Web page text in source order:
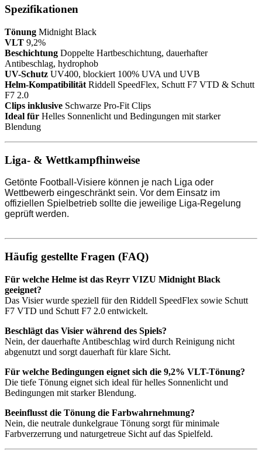
Spezifikationen
Tönung Midnight Black
VLT 9,2%
Beschichtung Doppelte Hartbeschichtung, dauerhafter
Antibeschlag, hydrophob
UV-Schutz UV400, blockiert 100% UVA und UVB
Helm-Kompatibilität Riddell SpeedFlex, Schutt F7 VTD & Schutt
F7 2.0
Clips inklusive Schwarze Pro-Fit Clips
Ideal für Helles Sonnenlicht und Bedingungen mit starker
Blendung
Liga- & Wettkampfhinweise
Getönte Football-Visiere können je nach Liga oder
Wettbewerb eingeschränkt sein. Vor dem Einsatz im
offiziellen Spielbetrieb sollte die jeweilige Liga-Regelung
geprüft werden.
Häufig gestellte Fragen (FAQ)
Für welche Helme ist das Reyrr VIZU Midnight Black
geeignet?
Das Visier wurde speziell für den Riddell SpeedFlex sowie Schutt
F7 VTD und Schutt F7 2.0 entwickelt.
Beschlägt das Visier während des Spiels?
Nein, der dauerhafte Antibeschlag wird durch Reinigung nicht
abgenutzt und sorgt dauerhaft für klare Sicht.
Für welche Bedingungen eignet sich die 9,2% VLT-Tönung?
Die tiefe Tönung eignet sich ideal für helles Sonnenlicht und
Bedingungen mit starker Blendung.
Beeinflusst die Tönung die Farbwahrnehmung?
Nein, die neutrale dunkelgraue Tönung sorgt für minimale
Farbverzerrung und naturgetreue Sicht auf das Spielfeld.